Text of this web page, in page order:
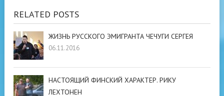
RELATED POSTS
ЖИЗНЬ РУССКОГО ЭМИГРАНТА ЧЕЧУГИ СЕРГЕЯ
06.11.2016
НАСТОЯЩИЙ ФИНСКИЙ ХАРАКТЕР. РИКУ
ЛЕХТОНЕН